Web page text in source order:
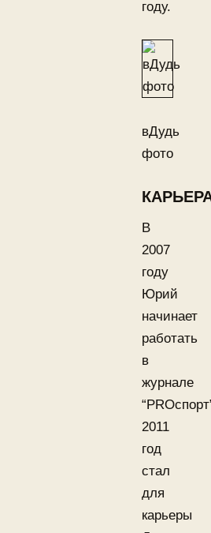
году.
вДудь
фото
В
2007
году
Юрий
начинает
работать
в
журнале
2011
год
стал
для
карьеры